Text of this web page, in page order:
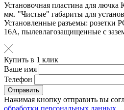
Установочная пластина для
мм. "Чистые" габариты для
Установленные разъемы: розетки
16А, пылевлагозащищенные с
Купить в 1 клик
Ваше имя
Телефон
Отправить
Нажимая кнопку отправить вы
обработки персональных данных